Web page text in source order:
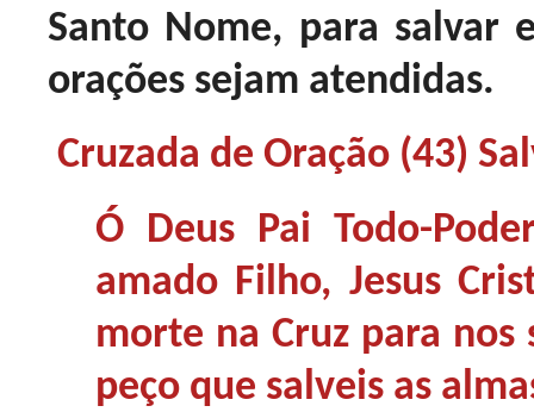
Santo Nome, para salvar
orações sejam atendidas.
Cruzada de Oração (43)
Ó Deus Pai Todo-
amado Filho, Jesus
morte na Cruz para nos
peço que salveis as